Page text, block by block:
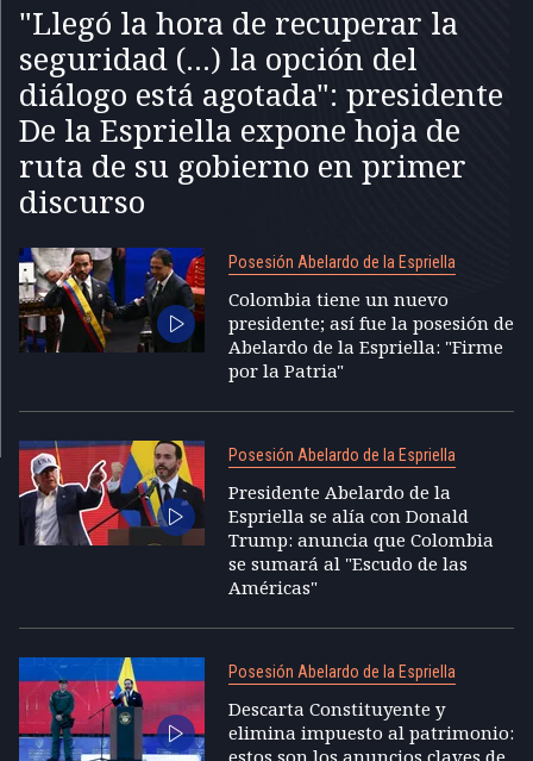
"Llegó la hora de recuperar la
seguridad (...) la opción del
diálogo está agotada": presidente
De la Espriella expone hoja de
ruta de su gobierno en primer
discurso
Posesión Abelardo de la Espriella
Colombia tiene un nuevo
presidente; así fue la posesión de
Abelardo de la Espriella: "Firme
por la Patria"
Posesión Abelardo de la Espriella
Presidente Abelardo de la
Espriella se alía con Donald
Trump: anuncia que Colombia
se sumará al "Escudo de las
Américas"
Posesión Abelardo de la Espriella
Descarta Constituyente y
elimina impuesto al patrimonio:
estos son los anuncios claves de